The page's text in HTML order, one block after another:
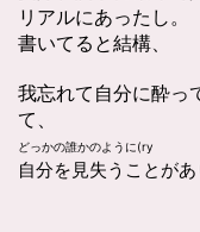
リアルにあったし。
書いてると結構、
我忘れて自分に酔っ
て、
どっかの誰かのように(ry
自分を見失うことがあ